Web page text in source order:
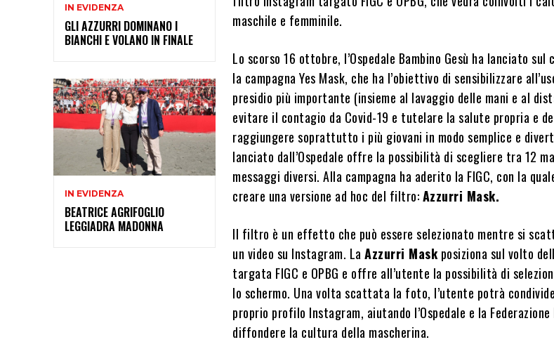
IN EVIDENZA
GLI AZZURRI DOMINANO I
BIANCHI E VOLANO IN FINALE
IN EVIDENZA
BEATRICE AGRIFOGLIO
LEGGIADRA MADONNA
maschile e femminile.
Lo scorso 16 ottobre, l’Ospedale Bambino Gesù ha lanciato
la campagna Yes Mask, che ha l’obiettivo di sensibilizzare
presidio più importante (insieme al lavaggio delle mani e al
evitare il contagio da Covid-19 e tutelare la salute propria e
raggiungere soprattutto i più giovani in modo semplice e
lanciato dall’Ospedale offre la possibilità di scegliere tra 12
messaggi diversi. Alla campagna ha aderito la FIGC, con la
creare una versione ad hoc del filtro:Azzurri Mask.
Il filtro è un effetto che può essere selezionato mentre si
un video su Instagram. LaAzzurri Mask posiziona sul volto
targata FIGC e OPBG e offre all’utente la possibilità di
lo schermo. Una volta scattata la foto, l’utente potrà
proprio profilo Instagram, aiutando l’Ospedale e la
diffondere la cultura della mascherina.